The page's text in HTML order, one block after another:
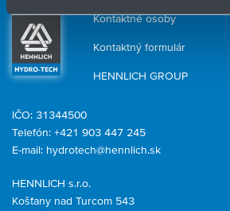
Kontaktné osoby
Kontaktný formulár
HENNLICH GROUP
HENNLICH s.r.o.
Košťany nad Turcom 543
IČO: 31344500
Telefón: +421 903 447 245
E-mail: hydrotech@hennlich.sk